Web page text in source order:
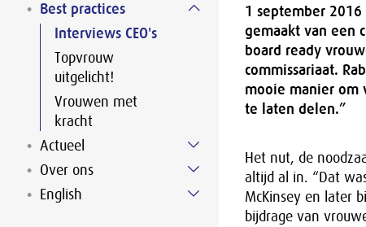
Best practices
Interviews CEO's
Topvrouw
uitgelicht!
Vrouwen met
kracht
Actueel
Over ons
English
1 september
gemaakt van een
board ready
commissariaat.
mooie manier om
te laten delen.”
Het nut, de
altijd al in. “Dat
McKinsey en later
bijdrage van